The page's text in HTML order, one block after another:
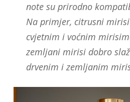
note su prirodno
Na primjer, citrusni
cvjetnim i voćnim
zemljani mirisi dobro
drvenim i zemljanim